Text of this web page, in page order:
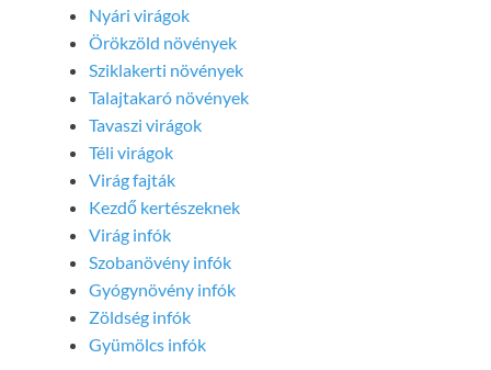
Nyári virágok
Örökzöld növények
Sziklakerti növények
Talajtakaró növények
Tavaszi virágok
Téli virágok
Virág fajták
Kezdő kertészeknek
Virág infók
Szobanövény infók
Gyógynövény infók
Zöldség infók
Gyümölcs infók